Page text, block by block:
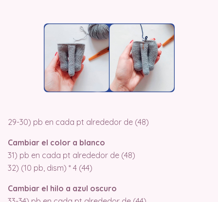
29-30) pb en cada pt alrededor de (48)
Cambiar el color a blanco
31) pb en cada pt alrededor de (48)
32) (10 pb, dism) * 4 (44)
Cambiar el hilo a azul oscuro